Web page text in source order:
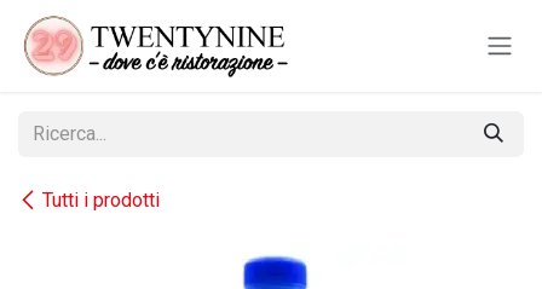
Passa al contenuto
Tutti i prodotti